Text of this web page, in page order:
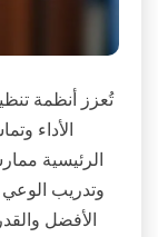
تُعزز أنظمة
الأداء
الرئيسية
وتدريب الوعي
الأفضل